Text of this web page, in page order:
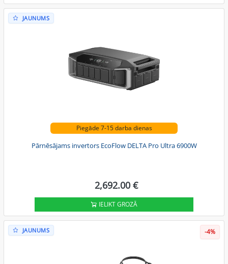
JAUNUMS
Piegāde 7-15 darba dienas
Pārnēsājams invertors EcoFlow DELTA Pro Ultra 6900W
2,692.00 €
IELIKT GROZĀ
JAUNUMS -4%